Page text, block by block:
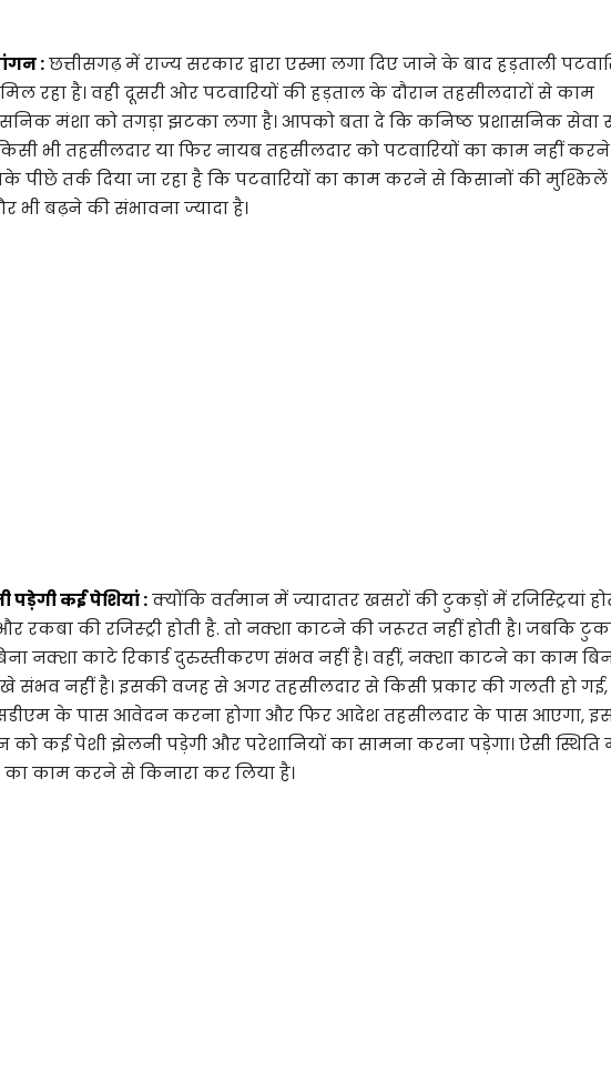
:छत्तीसगढ़ में राज्य सरकार द्वारा एस्मा लगा दिए जाने के बाद हड़ताली
रहा है। वही दूसरी ओर पटवारियों की हड़ताल के दौरान तहसीलदारों से काम
मंशा को तगड़ा झटका लगा है। आपको बता दे कि कनिष्ठ प्रशासनिक सेवा
भी तहसीलदार या फिर नायब तहसीलदार को पटवारियों का काम नहीं
पीछे तर्क दिया जा रहा है कि पटवारियाें का काम करने से किसानों की
भी बढ़ने की संभावना ज्यादा है।
पड़ेगी कई पेशियां :क्योंकि वर्तमान में ज्यादातर खसरों की टुकड़ों में रजिस्ट्रियां
रकबा की रजिस्ट्री होती है. तो नक्शा काटने की जरूरत नहीं होती है। जबकि
नक्शा काटे रिकार्ड दुरुस्तीकरण संभव नहीं है। वहीं, नक्शा काटने का काम
नहीं है। इसकी वजह से अगर तहसीलदार से किसी प्रकार की गलती हो गई,
के पास आवेदन करना होगा और फिर आदेश तहसीलदार के पास आएगा,
को कई पेशी झेलनी पड़ेगी और परेशानियों का सामना करना पड़ेगा। ऐसी स्थिति
का काम करने से किनारा कर लिया है।